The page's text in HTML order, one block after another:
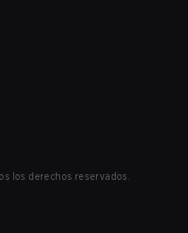
los derechos reservados.